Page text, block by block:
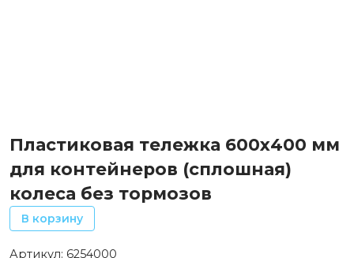
Пластиковая тележка 600х400 мм
для контейнеров (сплошная)
колеса без тормозов
В корзину
Артикул: 6254000